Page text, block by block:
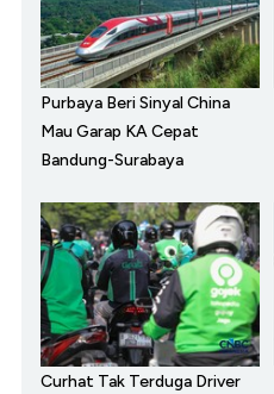
Purbaya Beri Sinyal China
Mau Garap KA Cepat
Bandung-Surabaya
Curhat Tak Terduga Driver